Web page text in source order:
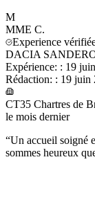
M
MME C.
Experience
DACIA
Expérience: : 19
Rédaction: : 19 juin
CT35 Chartres de
le mois dernier
“Un accueil soigné
sommes heureux